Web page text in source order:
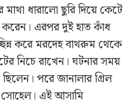
ধারালো ছুরি দিয়ে কেটে
এরপর দুই হাত কাঁধ
করে মরদেহ বাথরুম থেকে
নিচে রাখেন। ঘটনার সময়
পরে জানালার গ্রিল
সোহেল। এই আসামি